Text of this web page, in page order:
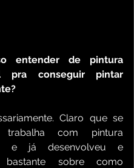
entender de pintura
pra conseguir pintar
Claro que se
com pintura
e já desenvolveu e
bastante sobre como